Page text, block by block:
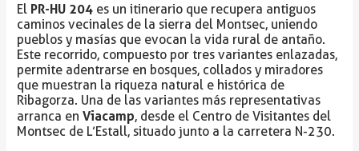
El PR-HU 204es un itinerario que recupera antiguos
caminos vecinales de la sierra del Montsec, uniendo
pueblos y masías que evocan la vida rural de antaño.
Este recorrido, compuesto por tres variantes enlazadas,
permite adentrarse en bosques, collados y miradores
que muestran la riqueza natural e histórica de
Ribagorza. Una de las variantes más representativas
arranca en Viacamp, desde el Centro de Visitantes del
Montsec de L’Estall, situado junto a la carretera N-230.